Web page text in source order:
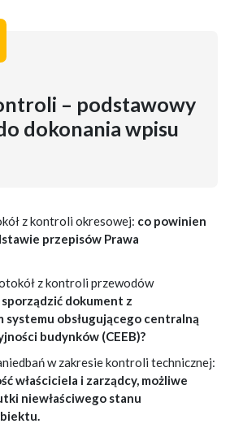
– podstawowy
dokonania wpisu
z kontroli okresowej: co powinien
przepisów Prawa
z kontroli przewodów
sporządzić dokument z
systemu obsługującego centralną
budynków (CEEB)?
w zakresie kontroli technicznej:
właściciela i zarządcy, możliwe
niewłaściwego stanu